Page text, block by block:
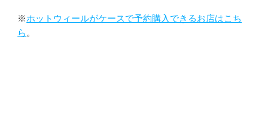
※ホットウィールがケースで予約購入できるお店はこち
ら 。